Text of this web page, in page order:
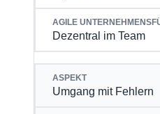
Dezentral im Team
Umgang mit Fehlern